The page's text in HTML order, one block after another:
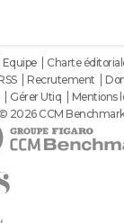
Equipe Charte
Recrutement
Gérer Utiq Mentions
© 2026 CCM